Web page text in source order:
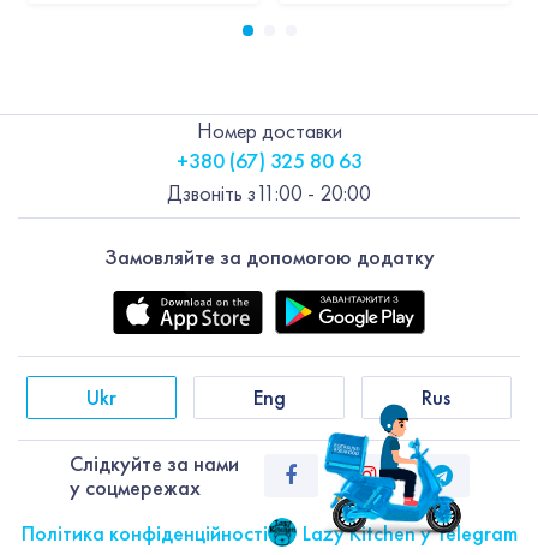
Замовляйте за допомогою додатку
Слiдкуйте за нами
у соцмережах
Ukr Eng Rus
Номер доставки
+380 (67) 325 80 63
Дзвоніть з11:00 - 20:00
Політика конфіденційності Lazy Kitchen у Telegram